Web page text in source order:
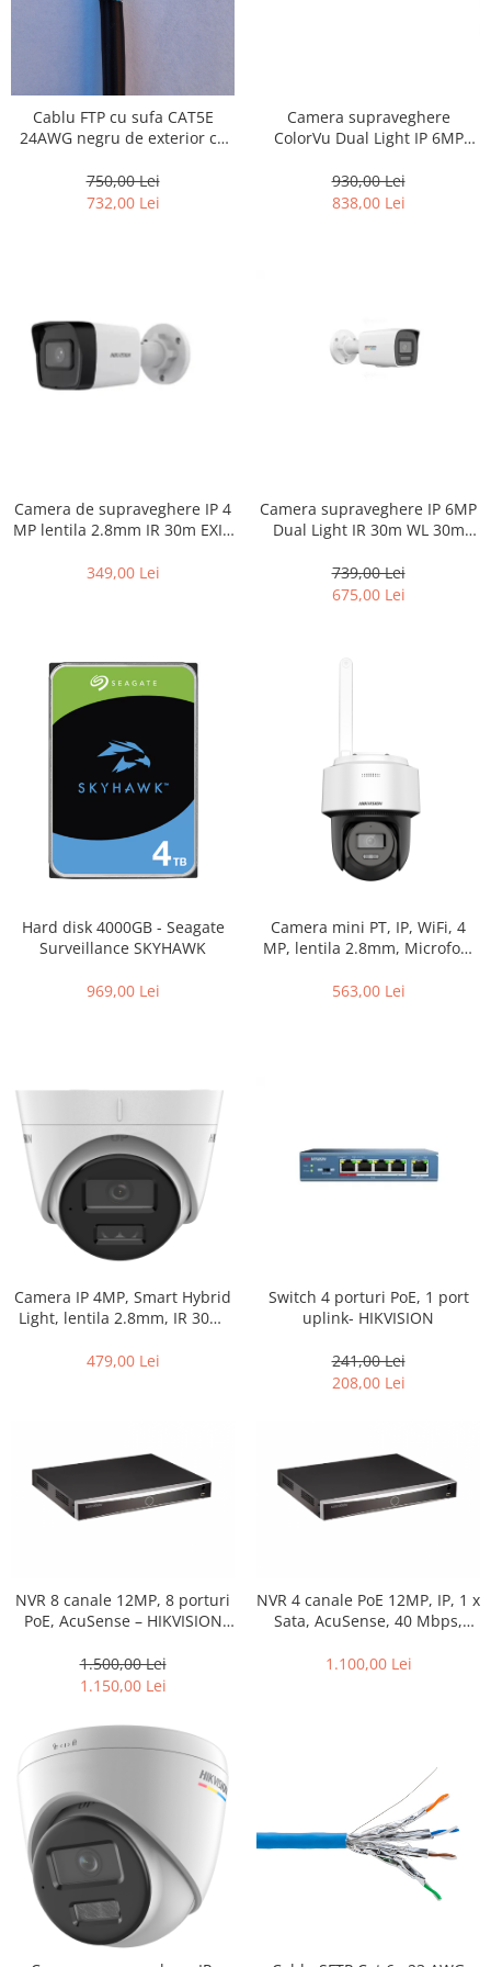
Cablu FTP cu sufa CAT5E
24AWG negru de exterior cu
750,00 Lei
732,00 Lei
Camera supraveghere
ColorVu Dual Light IP 6MP
Albă 50m Microfon –
HIKVISION DS-2CD1T67G2H-
930,00 Lei
838,00 Lei
Camera de supraveghere IP 4
MP lentila 2.8mm IR 30m EXIR
2CD1041G0-I-2.8mm
349,00 Lei
Camera supraveghere IP 6MP
Dual Light IR 30m WL 30m
Hikvision – DS-2CD1067G2H-
LIU-2.8mm
739,00 Lei
675,00 Lei
Hard disk 4000GB - Seagate
Surveillance SKYHAWK
969,00 Lei
Camera mini PT, IP, WiFi, 4
MP, lentila 2.8mm, Microfon,
Lite – Hikvision DS-
563,00 Lei
Camera IP 4MP, Smart Hybrid
Light, lentila 2.8mm, IR 30m,
HIKVISION DS-2CD1343G2-
479,00 Lei
Switch 4 porturi PoE, 1 port
uplink- HIKVISION
241,00 Lei
208,00 Lei
NVR 8 canale 12MP, 8 porturi
PoE, AcuSense – HIKVISION
1.500,00 Lei
1.150,00 Lei
NVR 4 canale PoE 12MP, IP, 1 x
Sata, AcuSense, 40 Mbps,
7604NXI-K1/4P(D)
1.100,00 Lei